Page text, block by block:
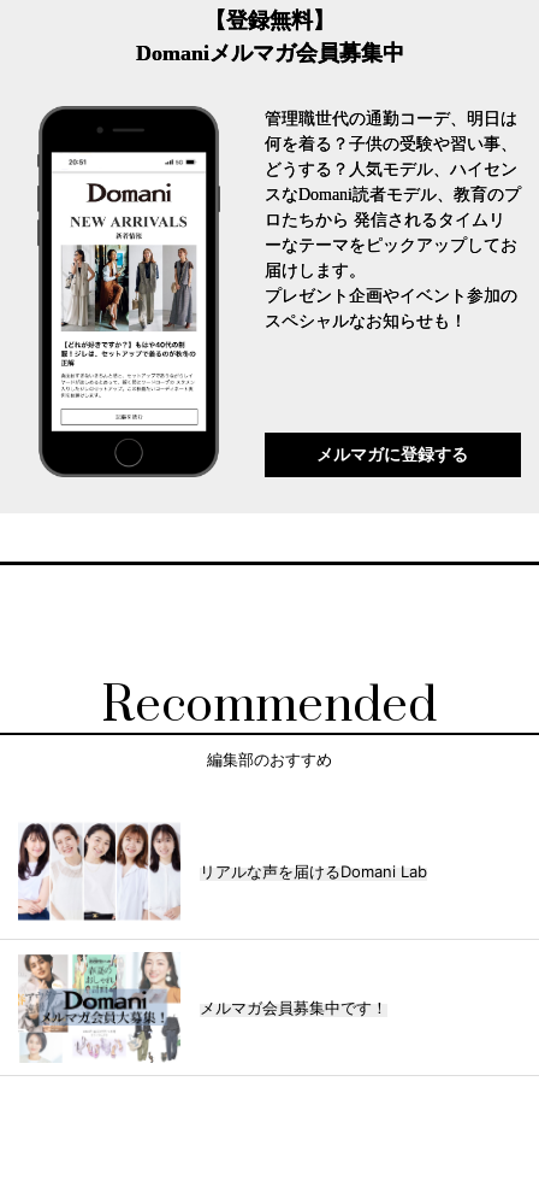
【登録無料】
Domaniメルマガ会員募集中
管理職世代の通勤コーデ、明日は
何を着る？子供の受験や習い事、
どうする？人気モデル、ハイセン
スなDomani読者モデル、教育のプ
ロたちから 発信されるタイムリ
ーなテーマをピックアップしてお
届けします。
プレゼント企画やイベント参加の
スペシャルなお知らせも！
メルマガに登録する
Recommended
編集部のおすすめ
リアルな声を届けるDomani Lab
メルマガ会員募集中です！